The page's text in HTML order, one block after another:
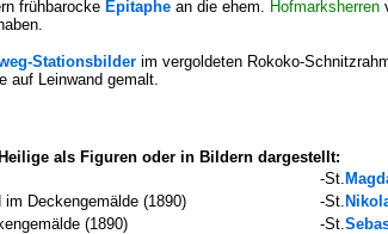
frühbarocke Epitaphe an die ehem. Hofmarksherren
Stationsbilder im vergoldeten Rokoko-
auf Leinwand gemalt.
als Figuren oder in Bildern dargestellt:
-St.
Deckengemälde (1890) -St.
(1890) -St.